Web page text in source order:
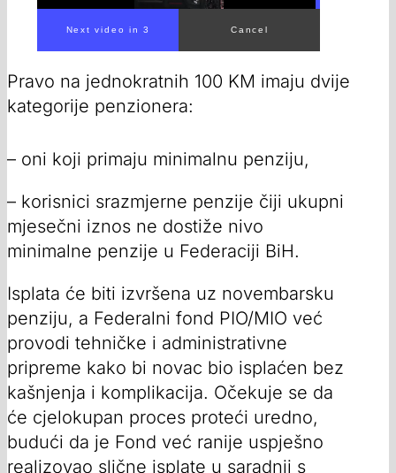
Next video in 1 Cancel
Pravo na jednokratnih 100 KM imaju dvije
kategorije penzionera:
– oni koji primaju minimalnu penziju,
– korisnici srazmjerne penzije čiji ukupni
mjesečni iznos ne dostiže nivo
minimalne penzije u Federaciji BiH.
Isplata će biti izvršena uz novembarsku
penziju, a Federalni fond PIO/MIO već
provodi tehničke i administrativne
pripreme kako bi novac bio isplaćen bez
kašnjenja i komplikacija. Očekuje se da
će cjelokupan proces proteći uredno,
budući da je Fond već ranije uspješno
realizovao slične isplate u saradnji s